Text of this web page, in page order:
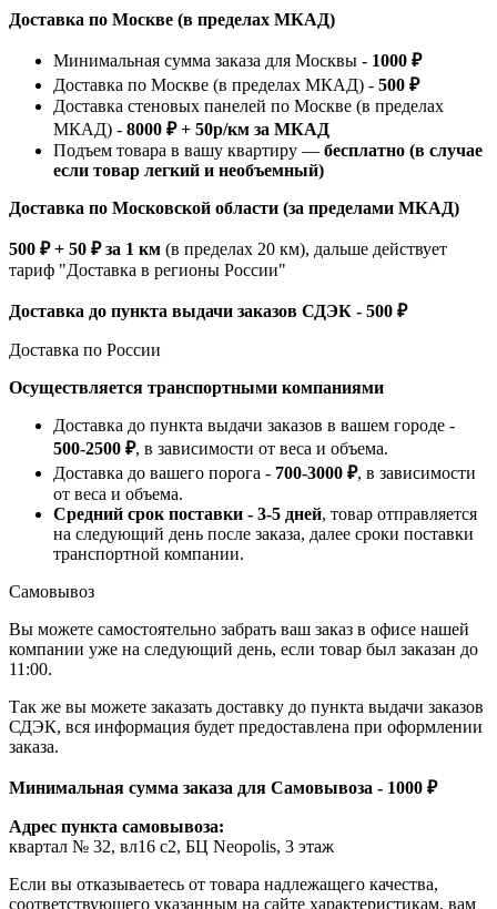
Доставка по Москве (в пределах МКАД)
Минимальная сумма заказа для Москвы - 1000 ₽
Доставка по Москве (в пределах МКАД) - 500 ₽
Доставка стеновых панелей по Москве (в пределах
МКАД) - 8000 ₽ + 50р/км за МКАД
Подъем товара в вашу квартиру — бесплатно (в случае
если товар легкий и необъемный)
Доставка по Московской области (за пределами МКАД)
500 ₽ + 50 ₽ за 1 км (в пределах 20 км), дальше действует
тариф "Доставка в регионы России"
Доставка до пункта выдачи заказов СДЭК - 500 ₽
Доставка по России
Осуществляется транспортными компаниями
Доставка до пункта выдачи заказов в вашем городе -
500-2500 ₽, в зависимости от веса и объема.
Доставка до вашего порога - 700-3000 ₽, в зависимости
от веса и объема.
Средний срок поставки - 3-5 дней, товар отправляется
на следующий день после заказа, далее сроки поставки
транспортной компании.
Самовывоз
Вы можете самостоятельно забрать ваш заказ в офисе нашей
компании уже на следующий день, если товар был заказан до
11:00.
Так же вы можете заказать доставку до пункта выдачи заказов
СДЭК, вся информация будет предоставлена при оформлении
заказа.
Минимальная сумма заказа для Самовывоза - 1000 ₽
Адрес пункта самовывоза:
квартал № 32, вл16 с2, БЦ Neopolis, 3 этаж
Если вы отказываетесь от товара надлежащего качества,
соответствующего указанным на сайте характеристикам, вам